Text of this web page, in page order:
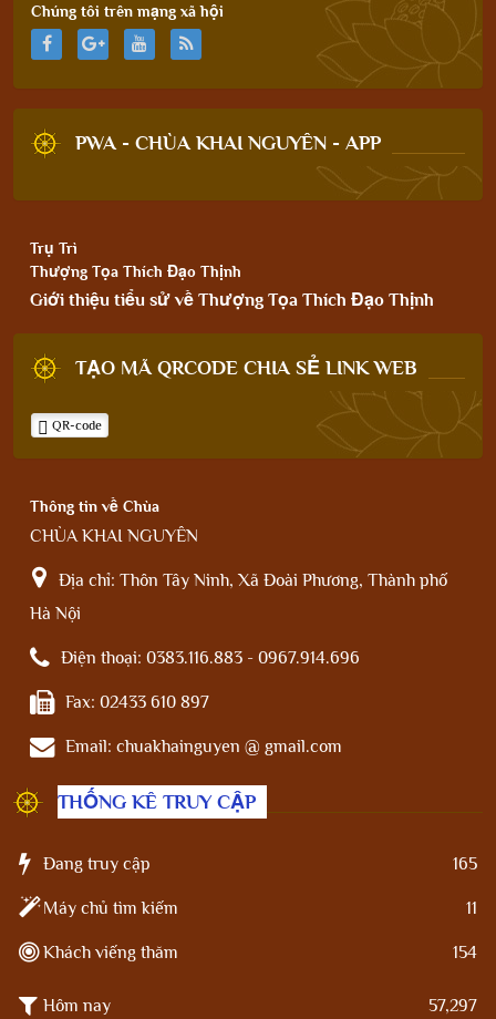
Chúng tôi trên mạng xã hội
PWA - CHÙA KHAI NGUYÊN - APP
Trụ Trì
Thượng Tọa Thích Đạo Thịnh
Giới thiệu tiểu sử về Thượng Tọa Thích Đạo Thịnh
TẠO MÃ QRCODE CHIA SẺ LINK WEB
QR-code
Thông tin về Chùa
CHÙA KHAI NGUYÊN
Địa chỉ: Thôn Tây Ninh, Xã Đoài Phương, Thành phố
Hà Nội
Điện thoại: 0383.116.883 - 0967.914.696
Fax: 02433 610 897
Email: chuakhainguyen @ gmail.com
THỐNG KÊ TRUY CẬP
Đang truy cập 165
Máy chủ tìm kiếm 11
Khách viếng thăm 154
Hôm nay 57,297